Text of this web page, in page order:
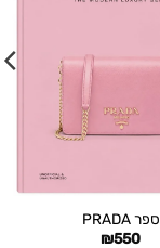
ספר PRADA
₪550